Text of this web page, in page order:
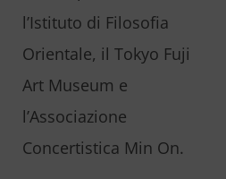
l’Istituto di Filosofia
Orientale, il Tokyo Fuji
Art Museum e
l’Associazione
Concertistica Min On.